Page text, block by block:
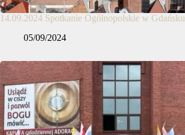
14.09.2024 Spotkanie Ogólnopolskie w Gdańsku
05/09/2024